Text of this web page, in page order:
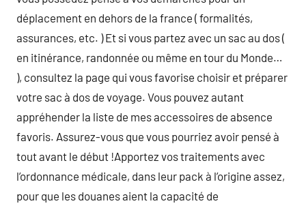
déplacement en dehors de la france ( formalités,
assurances, etc. ) Et si vous partez avec un sac au dos (
en itinérance, randonnée ou même en tour du Monde…
), consultez la page qui vous favorise choisir et préparer
votre sac à dos de voyage. Vous pouvez autant
appréhender la liste de mes accessoires de absence
favoris. Assurez-vous que vous pourriez avoir pensé à
tout avant le début !Apportez vos traitements avec
l’ordonnance médicale, dans leur pack à l’origine assez,
pour que les douanes aient la capacité de